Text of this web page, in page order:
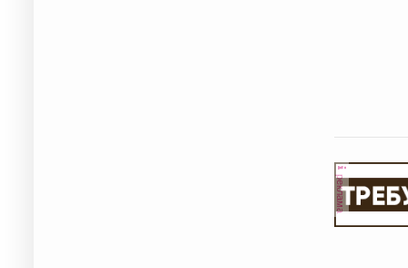
реклама